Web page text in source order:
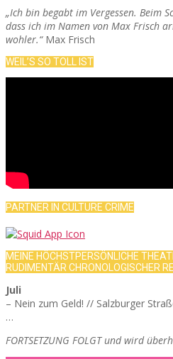
„Ich bin begabt im Vergessen. Beim
dass ich im Namen von Max Frisch
wohler.“Max Frisch
WEIL’S SO TOLL IST
PARTNER IN CULTURE CRIME
MEINE HÖCHSTPERSÖNLICHE
RUDIMENTÄR CHRONOLOGISCHER
Juli
– Nein zum Geld! // Salzburger
…
FORTSETZUNG FOLGT und wird